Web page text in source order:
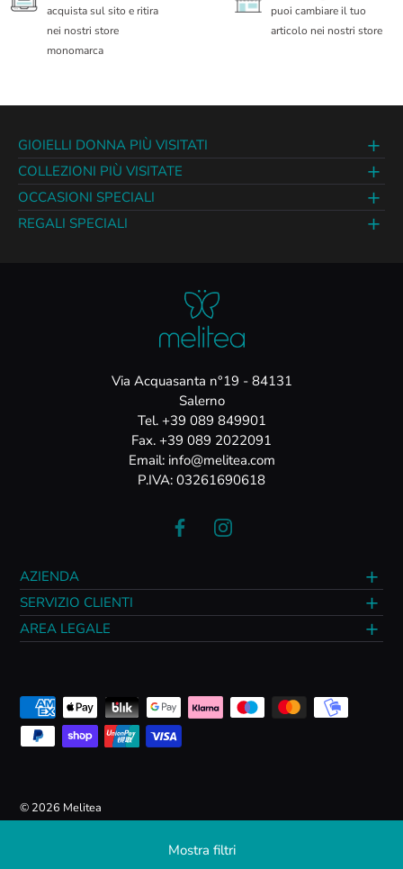
Mostra filtri
acquista sul sito e ritira
nei nostri store
monomarca
puoi cambiare il tuo
articolo nei nostri store
GIOIELLI DONNA PIÙ VISITATI
COLLEZIONI PIÙ VISITATE
OCCASIONI SPECIALI
REGALI SPECIALI
Via Acquasanta n°19 - 84131
Salerno
Tel. +39 089 849901
Fax. +39 089 2022091
Email: info@melitea.com
P.IVA: 03261690618
AZIENDA
SERVIZIO CLIENTI
AREA LEGALE
© 2026 Melitea